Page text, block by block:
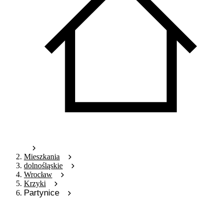
Mieszkania
dolnośląskie
Wrocław
Krzyki
Partynice